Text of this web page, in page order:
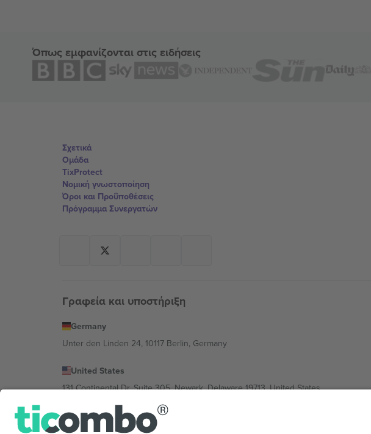
Όπως εμφανίζονται στις ειδήσεις
Σχετικά
Ομάδα
TixProtect
Νομική γνωστοποίηση
Όροι και Προΰποθέσεις
Πρόγραμμα Συνεργατών
Γραφεία και υποστήριξη
Germany
Unter den Linden 24, 10117 Berlin, Germany
United States
131 Continental Dr, Suite 305, Newark, Delaware 19713, United States
Bulgaria